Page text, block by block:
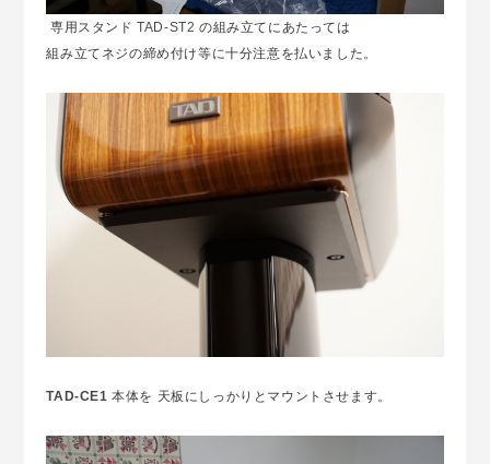
専用スタンド TAD-ST2 の組み立てにあたっては
組み立てネジの締め付け等に十分注意を払いました。
TAD-CE1 本体を 天板にしっかりとマウントさせます。